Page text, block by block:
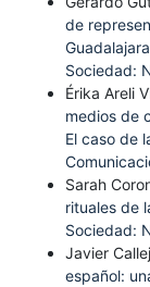
de
Sociedad:
Érika Areli
medios de
El caso de
Sarah
rituales de
Sociedad:
Javier
español: